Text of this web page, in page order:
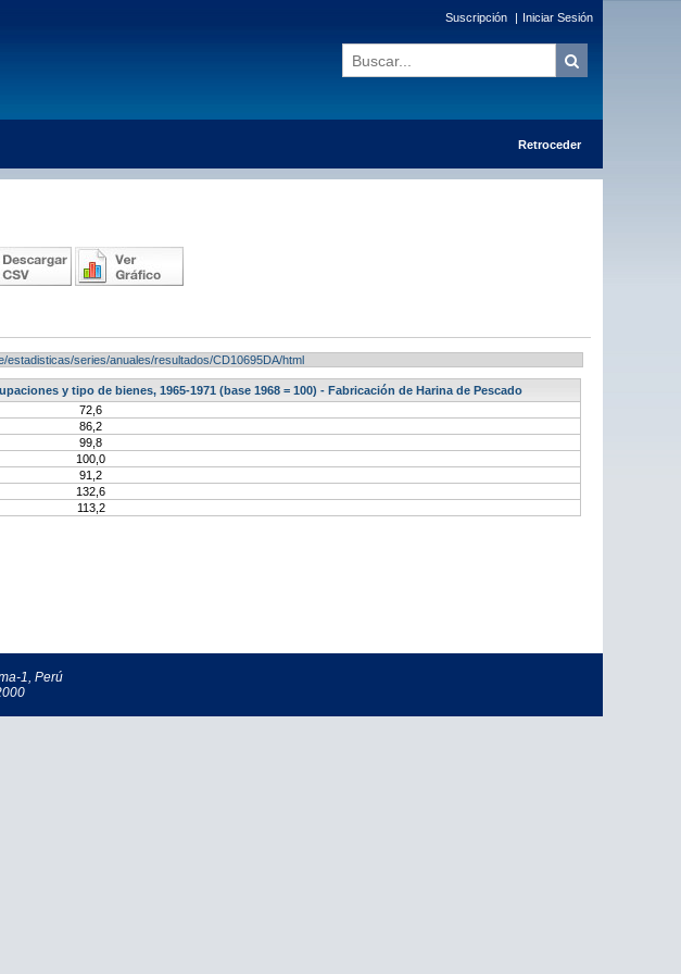
Suscripción | Iniciar Sesión
Retroceder
estadisticas/series/anuales/resultados/CD10695DA/html
y tipo de bienes, 1965-1971 (base 1968 = 100) - Fabricación de Harina de Pescado
72,6
86,2
99,8
100,0
91,2
132,6
113,2
1, Perú